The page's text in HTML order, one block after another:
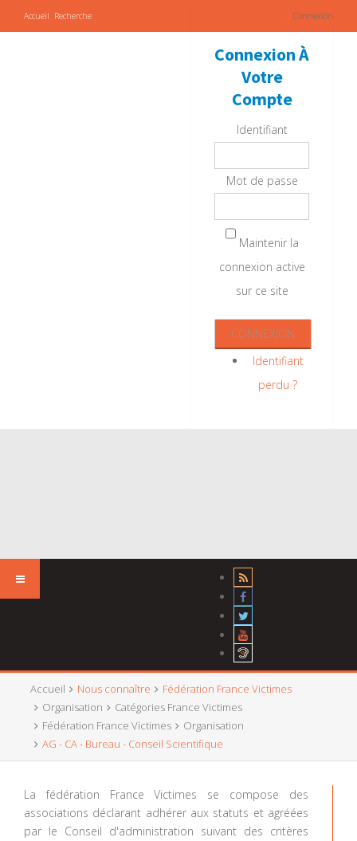
Accueil Recherche Connexion
Connexion À
Votre
Compte
Identifiant
Mot de passe
Maintenir la
connexion active
sur ce site
Identifiant
perdu ?
Accueil Nous connaître
Fédération France Victimes
Organisation
Catégories France Victimes
Fédération France Victimes
Organisation
AG - CA - Bureau - Conseil Scientifique
La fédération France Victimes se compose des
associations déclarant adhérer aux statuts et agréées
par le Conseil d'administration suivant des critères